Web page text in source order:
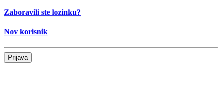
Zaboravili ste lozinku?
Nov korisnik